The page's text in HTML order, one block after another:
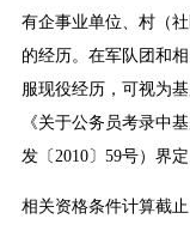
有企事业单位、村（
的经历。在军队团和
服现役经历，可视为
《关于公务员考录中
发〔2010〕59号）界定
相关资格条件计算截